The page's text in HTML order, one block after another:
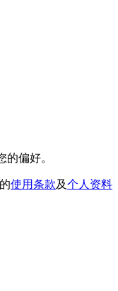
的偏好。
使用条款及个人资料